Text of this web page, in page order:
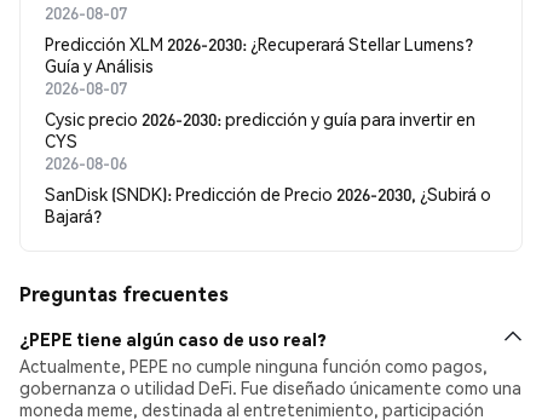
2026-08-07
Predicción XLM 2026-2030: ¿Recuperará Stellar Lumens?
Guía y Análisis
2026-08-07
Cysic precio 2026-2030: predicción y guía para invertir en
CYS
2026-08-06
SanDisk (SNDK): Predicción de Precio 2026-2030, ¿Subirá o
Bajará?
Preguntas frecuentes
¿PEPE tiene algún caso de uso real?
Actualmente, PEPE no cumple ninguna función como pagos,
gobernanza o utilidad DeFi. Fue diseñado únicamente como una
moneda meme, destinada al entretenimiento, participación